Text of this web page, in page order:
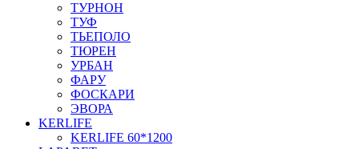
ТУРНОН
ТУФ
ТЬЕПОЛО
ТЮРЕН
УРБАН
ФАРУ
ФОСКАРИ
ЭВОРА
KERLIFE
KERLIFE 60*1200